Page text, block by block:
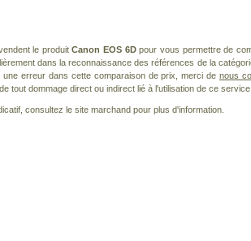
le produitCanon EOS 6Dpour vous permettre de
dans la reconnaissance des références de la
erreur dans cette comparaison de prix, merci de nous
tout dommage direct ou indirect lié à l'utilisation de ce service.
consultez le site marchand pour plus d'information.